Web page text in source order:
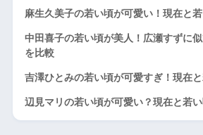
麻生久美子の若い頃が可愛い！現在と
中田喜子の若い頃が美人！広瀬すずに
を比較
吉澤ひとみの若い頃が可愛すぎ！現在
辺見マリの若い頃が可愛い？現在と若い